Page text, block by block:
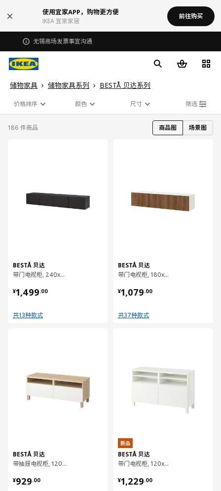
使用宜家APP，购物更方便
IKEA 宜家家居
前往购买
无锡商场发票事宜沟通
储物家具 储物家具系列 BESTÅ 贝达系列
价格排序 颜色 尺寸 筛选
186 件商品 商品图 场景图
BESTÅ 贝达
带门电视柜, 240x42x38 厘米
¥1,499.00
¥ 1499.00
共13种款式
BESTÅ 贝达
带抽屉电视柜, 120x42x48 厘米
¥929.00
¥ 929.00
BESTÅ 贝达
带门电视柜, 180x42x38 厘米
¥1,079.00
¥ 1079.00
共37种款式
新品
BESTÅ 贝达
带门电视柜, 120x42x74 厘米
¥1,229.00
¥ 1229.00